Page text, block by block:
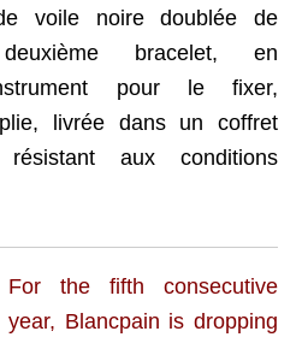
voile noire doublée de
bracelet, en
pour le fixer,
livrée dans un coffret
résistant aux conditions
For the fifth consecutive
year, Blancpain is dropping